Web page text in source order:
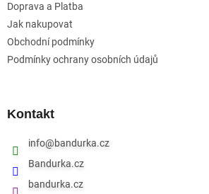
Doprava a Platba
Jak nakupovat
Obchodní podmínky
Podmínky ochrany osobních údajů
Kontakt
info@bandurka.cz
Bandurka.cz
bandurka.cz